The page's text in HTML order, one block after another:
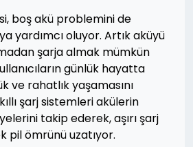
boş akü problemini de
yardımcı oluyor. Artık aküyü
şarja almak mümkün
günlük hayatta
ve rahatlık yaşamasını
şarj sistemleri akülerin
takip ederek, aşırı şarj
pil ömrünü uzatıyor.